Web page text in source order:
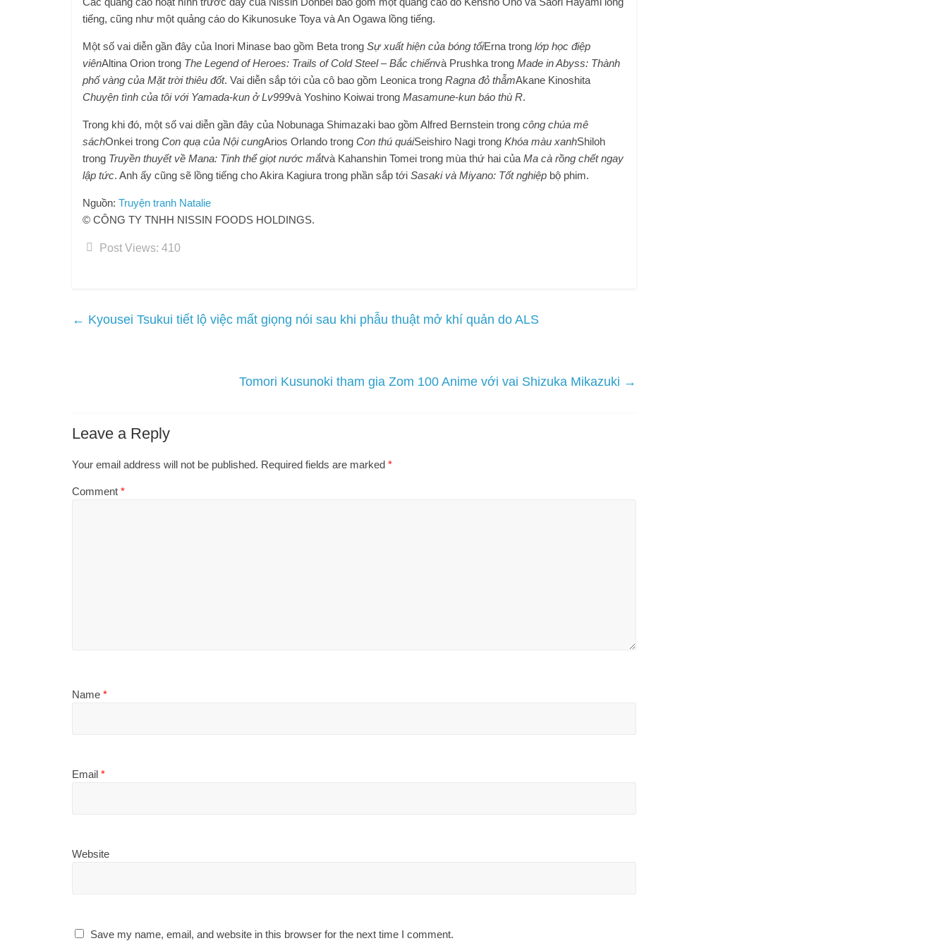
tiếng, cũng như một quảng cáo do Kikunosuke Toya và An Ogawa lồng tiếng.
Một số vai diễn gần đây của Inori Minase bao gồm Beta trong Sự xuất hiện của bóng tốiErna trong lớp học điệp
viênAltina Orion trong The Legend of Heroes: Trails of Cold Steel – Bắc chiếnvà Prushka trong Made in Abyss: Thành
phố vàng của Mặt trời thiêu đốt. Vai diễn sắp tới của cô bao gồm Leonica trong Ragna đỏ thẫmAkane Kinoshita
Chuyện tình của tôi với Yamada-kun ở Lv999và Yoshino Koiwai trong Masamune-kun báo thù R.
Trong khi đó, một số vai diễn gần đây của Nobunaga Shimazaki bao gồm Alfred Bernstein trong công chúa mê
sáchOnkei trong Con quạ của Nội cungArios Orlando trong Con thú quáiSeishiro Nagi trong Khóa màu xanhShiloh
trong Truyền thuyết về Mana: Tinh thể giọt nước mắtvà Kahanshin Tomei trong mùa thứ hai của Ma cà rồng chết ngay
lập tức. Anh ấy cũng sẽ lồng tiếng cho Akira Kagiura trong phần sắp tới Sasaki và Miyano: Tốt nghiệp bộ phim.
Nguồn: Truyện tranh Natalie
© CÔNG TY TNHH NISSIN FOODS HOLDINGS.
Post Views: 410
← Kyousei Tsukui tiết lộ việc mất giọng nói sau khi phẫu thuật mở khí quản do ALS
Tomori Kusunoki tham gia Zom 100 Anime với vai Shizuka Mikazuki →
Leave a Reply
Your email address will not be published. Required fields are marked *
Comment *
Name *
Email *
Website
Save my name, email, and website in this browser for the next time I comment.